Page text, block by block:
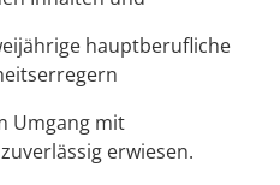
hauptberufliche
Umgang mit
erwiesen.